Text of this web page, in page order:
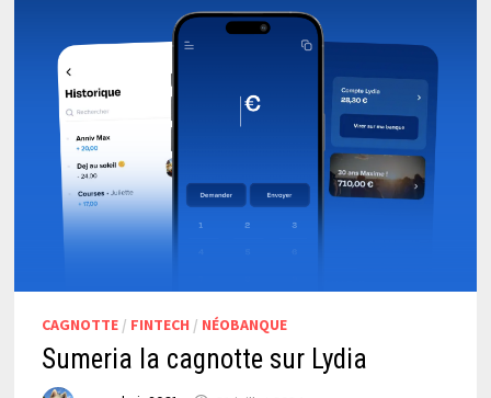
CAGNOTTE/ FINTECH / NÉOBANQUE
Sumeria la cagnotte sur Lydia